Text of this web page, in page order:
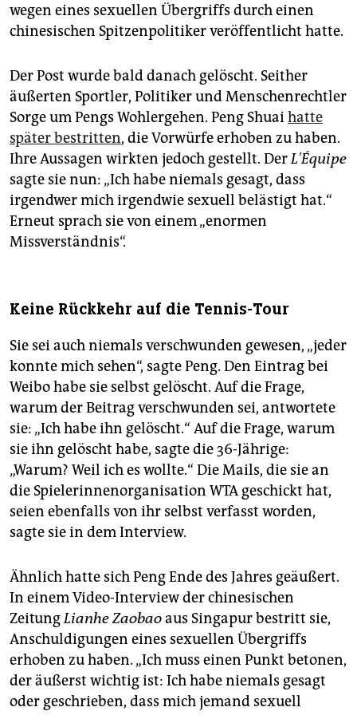
wegen eines sexuellen Übergriffs durch einen
chinesischen Spitzenpolitiker veröffentlicht hatte.
Der Post wurde bald danach gelöscht. Seither
äußerten Sportler, Politiker und Menschenrechtler
Sorge um Pengs Wohlergehen. Peng Shuaihatte
später bestritten, die Vorwürfe erhoben zu haben.
Ihre Aussagen wirkten jedoch gestellt. DerL'Équipe
sagte sie nun: „Ich habe niemals gesagt, dass
irgendwer mich irgendwie sexuell belästigt hat.“
Erneut sprach sie von einem „enormen
Missverständnis“.
Keine Rückkehr auf die Tennis-Tour
Sie sei auch niemals verschwunden gewesen, „jeder
konnte mich sehen“, sagte Peng. Den Eintrag bei
Weibo habe sie selbst gelöscht. Auf die Frage,
warum der Beitrag verschwunden sei, antwortete
sie: „Ich habe ihn gelöscht.“ Auf die Frage, warum
sie ihn gelöscht habe, sagte die 36-Jährige:
„Warum? Weil ich es wollte.“ Die Mails, die sie an
die Spielerinnenorganisation WTA geschickt hat,
seien ebenfalls von ihr selbst verfasst worden,
sagte sie in dem Interview.
Ähnlich hatte sich Peng Ende des Jahres geäußert.
In einem Video-Interview der chinesischen
ZeitungLianhe Zaobaoaus Singapur bestritt sie,
Anschuldigungen eines sexuellen Übergriffs
erhoben zu haben. „Ich muss einen Punkt betonen,
der äußerst wichtig ist: Ich habe niemals gesagt
oder geschrieben, dass mich jemand sexuell